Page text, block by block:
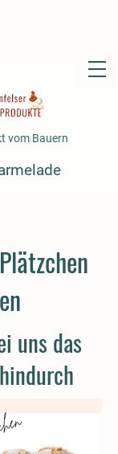
vom Bauern
uns das